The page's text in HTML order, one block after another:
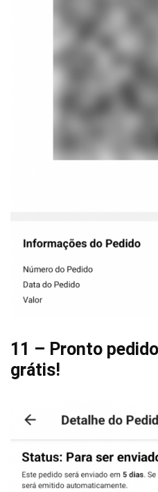
11 – Pronto
grátis!